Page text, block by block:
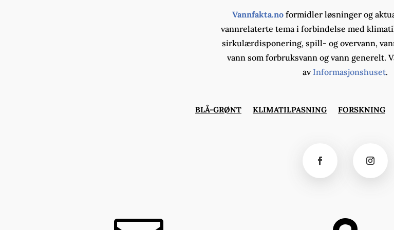
Vannfakta.noformidler løsninger og
vannrelaterte tema i forbindelse med
sirkulærdisponering, spill- og overvann,
vann som forbruksvann og vann generelt.
av Informasjonshuset.
BLÅ-GRØNT KLIMATILPASNING FORSKNING